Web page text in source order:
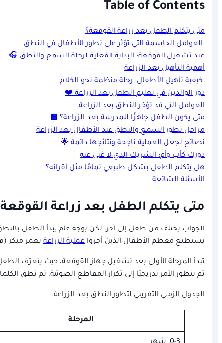
Table of Contents
متى يتكلم الطفل بعد زراعة القوقعة؟
العوامل الحاسمة التي تؤثر على تطور الأطفال في النطق
عند تشغيل القوقعة: البداية الفعلية لرحلة السمع والنطق 🎧
أهمية التأهيل بعد الزراعة
كيفية تأهيل الأطفال: رحلة منظمة نحو الكلام
دور الوالدين في تعليم الطفل بعد الزراعة ❤️
العوامل التي قد تؤخر النطق بعد الزراعة
متى يكون الطفل جاهزًا للمدرسة بعد الزراعة؟ 🏫
مراحل تطور السمع والنطق عند الأطفال بعد الزراعة
نصائح لجعل العملية ناجحة ونتائجها دائمة 🌟
دورك كأب وأم: الشريك الذي لا غنى عنه
هل يتكلم الطفل بشكل طبيعي تمامًا مثل أقرانه؟
الأسئلة الشائعة
متى يتكلم الطفل بعد زراعة
الجواب يختلف من طفل إلى آخر، لكن بوجه عام يبدأ الطفل بالنطق خلال 6 إلى 12 شهرًا
يستطيع معظم الأطفال الذين أجروا عملية الزراعة بعمر مبكر (قبل سن 3 سنوات) تعلم الكلام
تبدأ المرحلة الأولى بعد تشغيل جهاز القوقعة، حيث يتعرّف
ثم يتطور الأمر تدريجيًا إلى تكرار المقاطع الصوتية، ثم نطق
الجدول الزمني التقريبي لتطور النطق بعد الزراعة:
المرحلة